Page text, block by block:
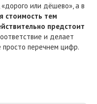
или дёшево», а в
стоимость тем
предстоит
и делает
перечнем цифр.